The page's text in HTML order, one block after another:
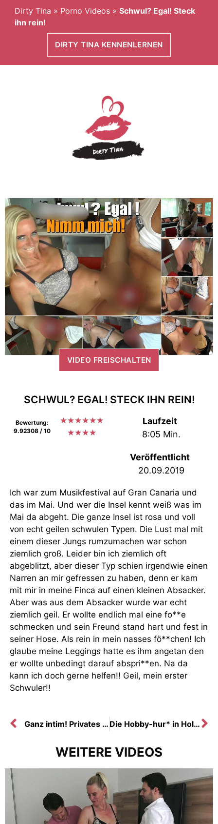
Dirty Tina » Porno Videos » Schwul? Egal! Steck
ihn rein!
DIRTY TINA KENNENLERNEN
VIDEO FREISCHALTEN
SCHWUL? EGAL! STECK IHN REIN!
Bewertung:
9.92308 / 10
★★★★★★
★★★★
Laufzeit
8:05 Min.
Veröffentlicht
20.09.2019
Ich war zum Musikfestival auf Gran Canaria und
das im Mai. Und wer die Insel kennt weiß was im
Mai da abgeht. Die ganze Insel ist rosa und voll
von echt geilen schwulen Typen. Die Lust mal mit
einem dieser Jungs rumzumachen war schon
ziemlich groß. Leider bin ich ziemlich oft
abgeblitzt, aber dieser Typ schien irgendwie einen
Narren an mir gefressen zu haben, denn er kam
mit mir in meine Finca auf einen kleinen Absacker.
Aber was aus dem Absacker wurde war echt
ziemlich geil. Er wollte endlich mal eine fo**e
schmecken und sein Freund stand hart und fest in
seiner Hose. Als rein in mein nasses fö**chen! Ich
glaube meine Leggings hatte es ihm angetan den
er wollte unbedingt darauf abspri**en. Na da
kann ich doch gerne helfen!! Geil, mein erster
Schwuler!!
Ganz intim! Privates s*xtreffen im Hotel! Die Hobby-hur* in Holland I Tinas fi**-Tour 2019
WEITERE VIDEOS